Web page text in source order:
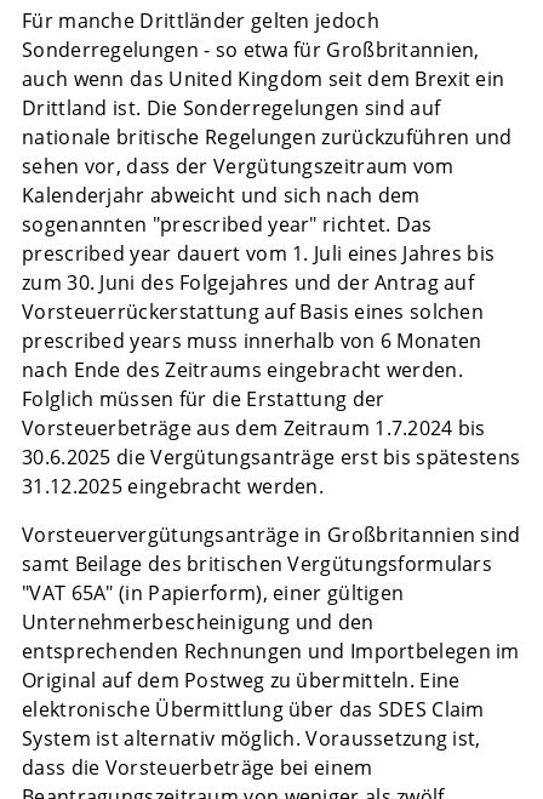
Für manche Drittländer gelten jedoch
Sonderregelungen - so etwa für Großbritannien,
auch wenn das United Kingdom seit dem Brexit ein
Drittland ist. Die Sonderregelungen sind auf
nationale britische Regelungen zurückzuführen und
sehen vor, dass der Vergütungszeitraum vom
Kalenderjahr abweicht und sich nach dem
sogenannten "prescribed year" richtet. Das
prescribed year dauert vom 1. Juli eines Jahres bis
zum 30. Juni des Folgejahres und der Antrag auf
Vorsteuerrückerstattung auf Basis eines solchen
prescribed years muss innerhalb von 6 Monaten
nach Ende des Zeitraums eingebracht werden.
Folglich müssen für die Erstattung der
Vorsteuerbeträge aus dem Zeitraum 1.7.2024 bis
30.6.2025 die Vergütungsanträge erst bis spätestens
31.12.2025 eingebracht werden.
Vorsteuervergütungsanträge in Großbritannien sind
samt Beilage des britischen Vergütungsformulars
"VAT 65A" (in Papierform), einer gültigen
Unternehmerbescheinigung und den
entsprechenden Rechnungen und Importbelegen im
Original auf dem Postweg zu übermitteln. Eine
elektronische Übermittlung über das SDES Claim
System ist alternativ möglich. Voraussetzung ist,
dass die Vorsteuerbeträge bei einem